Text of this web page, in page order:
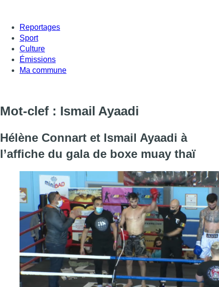
Reportages
Sport
Culture
Émissions
Ma commune
Mot-clef : Ismail Ayaadi
Hélène Connart et Ismail Ayaadi à
l’affiche du gala de boxe muay thaï